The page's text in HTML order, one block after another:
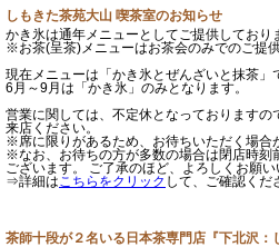
しもきた茶苑大山 喫茶室のお知らせ
かき氷は通年メニューとしてご提供しており
※お茶(呈茶)メニューはお茶会のみでのご提
現在メニューは「かき氷とぜんざいと抹茶」
6月～9月は「かき氷」のみとなります。
営業に関しては、不定休となっておりますの
来店ください。
※席に限りがあるため、お待ちいただく場合
※なお、お待ちの方が多数の場合は閉店時刻
ございます。 ご了承のほど、よろしくお願い
⇒詳細はこちらをクリック して、ご確認くだ
茶師十段が２名いる日本茶専門店『下北沢：